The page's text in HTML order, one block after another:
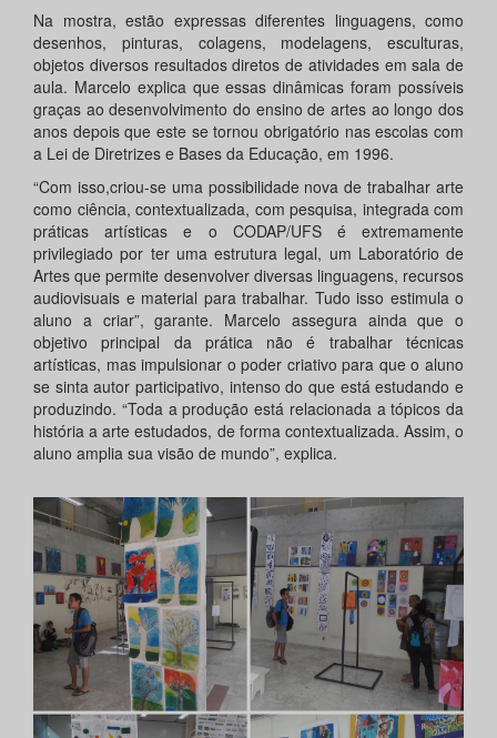
Na mostra, estão expressas diferentes linguagens, como
desenhos, pinturas, colagens, modelagens, esculturas,
objetos diversos resultados diretos de atividades em sala de
aula. Marcelo explica que essas dinâmicas foram possíveis
graças ao desenvolvimento do ensino de artes ao longo dos
anos depois que este se tornou obrigatório nas escolas com
a Lei de Diretrizes e Bases da Educação, em 1996.
“Com isso,criou-se uma possibilidade nova de trabalhar arte
como ciência, contextualizada, com pesquisa, integrada com
práticas artísticas e o CODAP/UFS é extremamente
privilegiado por ter uma estrutura legal, um Laboratório de
Artes que permite desenvolver diversas linguagens, recursos
audiovisuais e material para trabalhar. Tudo isso estimula o
aluno a criar”, garante. Marcelo assegura ainda que o
objetivo principal da prática não é trabalhar técnicas
artísticas, mas impulsionar o poder criativo para que o aluno
se sinta autor participativo, intenso do que está estudando e
produzindo. “Toda a produção está relacionada a tópicos da
história a arte estudados, de forma contextualizada. Assim, o
aluno amplia sua visão de mundo”, explica.